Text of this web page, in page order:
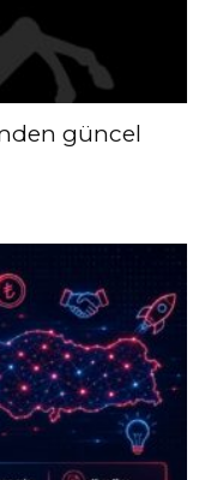
güncel